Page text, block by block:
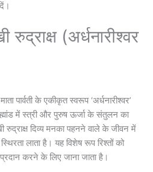
रुद्राक्ष (अर्धनारीश्वर
पार्वती के एकीकृत स्वरूप ‘अर्धनारीश्वर’
में स्त्री और पुरुष ऊर्जा के संतुलन का
रुद्राक्ष दिव्य मनका पहनने वाले के जीवन में
लाता है। यह विशेष रूप रिश्तों को
करने के लिए जाना जाता है।